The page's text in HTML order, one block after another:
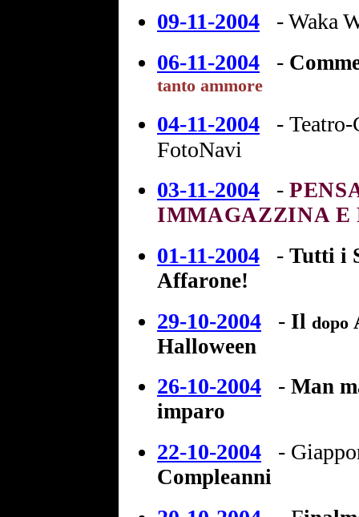
09-11-2004 -Waka
06-11-2004
-
tanto ammore
04-11-2004 -
FotoNavi
03-11-2004
-
IMMAGAZZINA E
01-11-2004 - Tutti i
Affarone!
29-10-2004 - Il dopo
Halloween
26-10-2004 - Man
imparo
22-10-2004 -
Compleanni